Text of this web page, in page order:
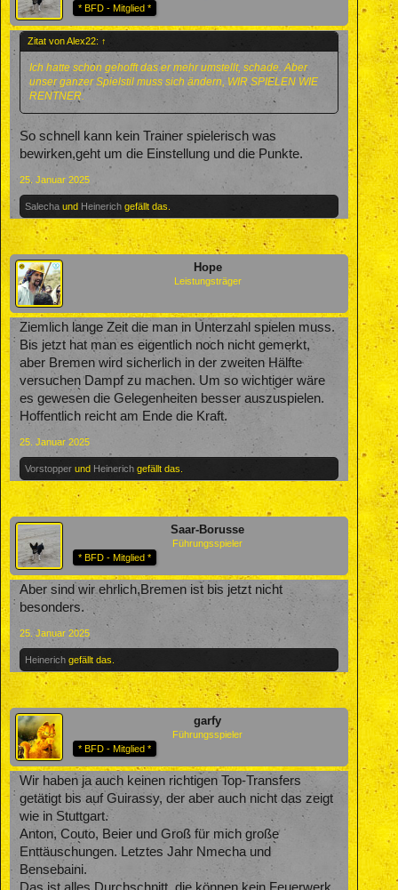
* BFD - Mitglied *
Zitat von Alex22: ↑
Ich hatte schon gehofft das er mehr umstellt, schade. Aber
unser ganzer Spielstil muss sich ändern, WIR SPIELEN WIE
RENTNER.
So schnell kann kein Trainer spielerisch was
bewirken,geht um die Einstellung und die Punkte.
25. Januar 2025
Salecha und Heinerich gefällt das.
Hope
Leistungsträger
Ziemlich lange Zeit die man in Unterzahl spielen muss.
Bis jetzt hat man es eigentlich noch nicht gemerkt,
aber Bremen wird sicherlich in der zweiten Hälfte
versuchen Dampf zu machen. Um so wichtiger wäre
es gewesen die Gelegenheiten besser auszuspielen.
Hoffentlich reicht am Ende die Kraft.
25. Januar 2025
Vorstopper und Heinerich gefällt das.
Saar-Borusse
Führungsspieler
* BFD - Mitglied *
Aber sind wir ehrlich,Bremen ist bis jetzt nicht
besonders.
25. Januar 2025
Heinerich gefällt das.
garfy
Führungsspieler
* BFD - Mitglied *
Wir haben ja auch keinen richtigen Top-Transfers
getätigt bis auf Guirassy, der aber auch nicht das zeigt
wie in Stuttgart.
Anton, Couto, Beier und Groß für mich große
Enttäuschungen. Letztes Jahr Nmecha und
Bensebaini.
Das ist alles Durchschnitt, die können kein Feuerwerk